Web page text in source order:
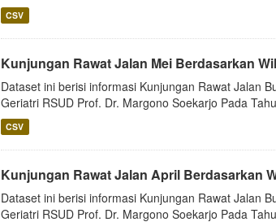
CSV
Kunjungan Rawat Jalan Mei Berdasarkan
Dataset ini berisi informasi Kunjungan Rawat Jalan
Geriatri RSUD Prof. Dr. Margono Soekarjo Pada
CSV
Kunjungan Rawat Jalan April Berdasarkan
Dataset ini berisi informasi Kunjungan Rawat Jalan
Geriatri RSUD Prof. Dr. Margono Soekarjo Pada